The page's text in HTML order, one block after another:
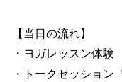
【当日の流れ】
・ヨガレッスン体験
・トークセッション